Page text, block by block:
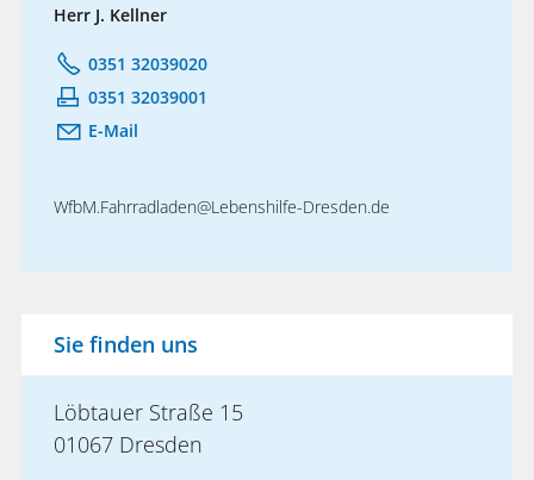
Herr J. Kellner
0351 32039020
0351 32039001
E-Mail
WfbM.Fahrradladen@Lebenshilfe-Dresden.de
Sie finden uns
Löbtauer Straße 15
01067 Dresden